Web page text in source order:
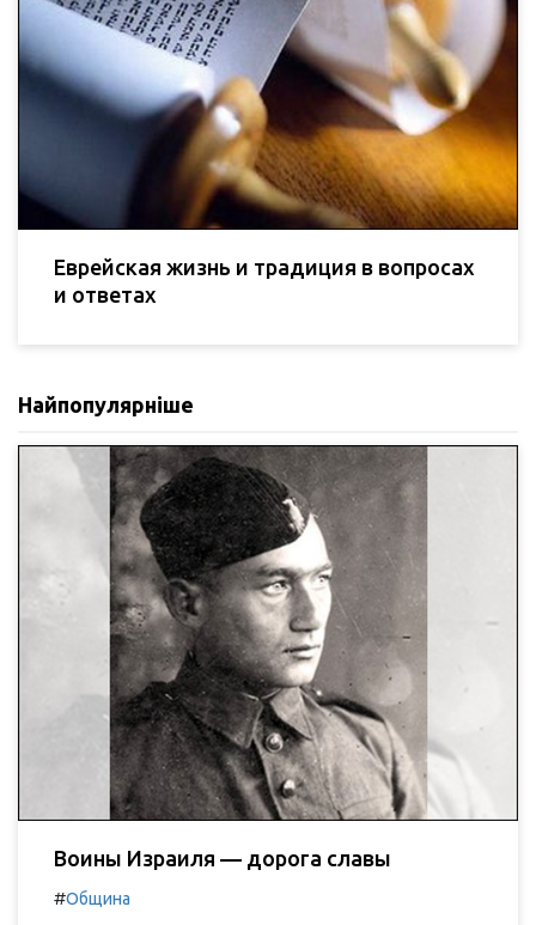
Еврейская жизнь и традиция в вопросах
и ответах
Найпопулярніше
Воины Израиля — дорога славы
#Община